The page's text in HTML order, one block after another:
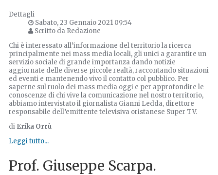
Dettagli
Sabato, 23 Gennaio 2021 09:54
Scritto da Redazione
Chi è interessato all’informazione del territorio la ricerca
principalmente nei mass media locali, gli unici a garantire un
servizio sociale di grande importanza dando notizie
aggiornate delle diverse piccole realtà, raccontando situazioni
ed eventi e mantenendo vivo il contatto col pubblico. Per
saperne sul ruolo dei mass media oggi e per approfondire le
conoscenze di chi vive la comunicazione nel nostro territorio,
abbiamo intervistato il giornalista Gianni Ledda, direttore
responsabile dell’emittente televisiva oristanese Super TV.
di Erika Orrù
Leggi tutto...
Prof. Giuseppe Scarpa.